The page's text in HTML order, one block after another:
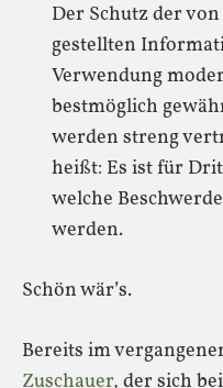
Der Schutz der
gestellten
Verwendung
bestmöglich
werden streng
heißt: Es ist für
welche
werden.
Schön wär’s.
Bereits im
Zuschauer, der sich